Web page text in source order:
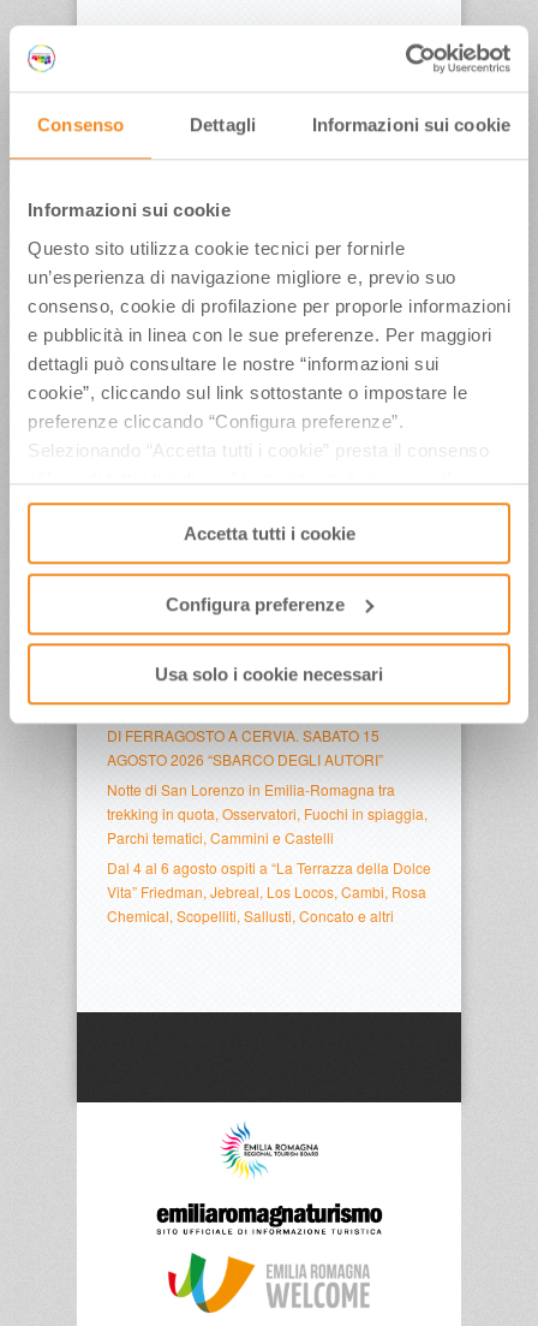
Consenso Dettagli Informazioni sui cookie
Informazioni sui cookie
Questo sito utilizza cookie tecnici per fornirle
un’esperienza di navigazione migliore e, previo suo
consenso, cookie di profilazione per proporle informazioni
e pubblicità in linea con le sue preferenze. Per maggiori
dettagli può consultare le nostre “informazioni sui
cookie”, cliccando sul link sottostante o impostare le
preferenze cliccando “Configura preferenze”.
Selezionando “Accetta tutti i cookie” presta il consenso
all’uso di tutti i tipi di cookie mentre può revocare il
consenso cliccando su “Usa solo i cookie necessari” e
saranno attivati i soli cookie tecnici necessari al corretto
funzionamento del sito.
Accetta tutti i cookie
Configura preferenze
Usa solo i cookie necessari
incrociata stile “Le Iene”
Pubblicato in data:
Tags
ALBERTO TOMBA Luca Toni
Marco
Simoncelli
Rassegna Video
ULTIMI ARTICOLI
Weekend conclusivo per”La Terrazza della Dolce
Vita”, con il Ministro del Turismo Mazzi, Iva
altri
Venerdì 7 e sabato 8 agosto a”La Terrazza della
Dolce Vita” Gelmini, Malpezzi, Di Domenico,
Los Locos
CONTO ALLA ROVESCIA PER IL GRAN FINALE
DI FERRAGOSTO A CERVIA. SABATO 15
AGOSTO 2026 “SBARCO DEGLI AUTORI”
Notte di San Lorenzo in Emilia-Romagna tra
trekking in quota, Osservatori, Fuochi in spiaggia,
Parchi tematici, Cammini e Castelli
Dal 4 al 6 agosto ospiti a “La Terrazza della Dolce
Vita” Friedman, Jebreal, Los Locos, Cambi, Rosa
Chemical, Scopelliti, Sallusti, Concato e altri